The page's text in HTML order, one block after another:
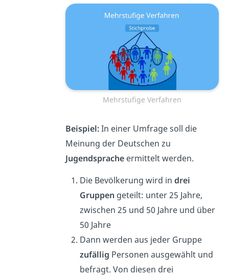
Mehrstufige Verfahren
Beispiel:In einer Umfrage soll die
Meinung der Deutschen zu
Jugendspracheermittelt werden.
Die Bevölkerung wird in drei
Gruppen geteilt: unter 25 Jahre,
zwischen 25 und 50 Jahre und über
50 Jahre
Dann werden aus jeder Gruppe
zufällig Personen ausgewählt und
befragt. Von diesen drei